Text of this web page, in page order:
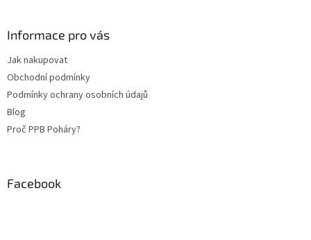
Informace pro vás
Jak nakupovat
Obchodní podmínky
Podmínky ochrany osobních údajů
Blog
Proč PPB Poháry?
Facebook